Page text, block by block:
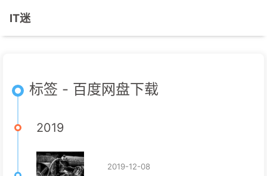
IT迷
标签 - 百度网盘下载
2019
2019-12-08